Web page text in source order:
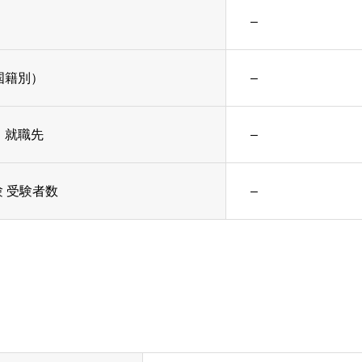
–
別） –
就職先 –
受験者数 –